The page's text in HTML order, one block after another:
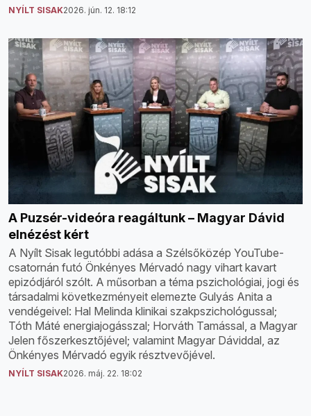
NYÍLT SISAK2026. jún. 12. 18:12
A Puzsér-videóra reagáltunk – Magyar Dávid
elnézést kért
A Nyílt Sisak legutóbbi adása a Szélsőközép YouTube-
csatornán futó Önkényes Mérvadó nagy vihart kavart
epizódjáról szólt. A műsorban a téma pszichológiai, jogi és
társadalmi következményeit elemezte Gulyás Anita a
vendégeivel: Hal Melinda klinikai szakpszichológussal;
Tóth Máté energiajogásszal; Horváth Tamással, a Magyar
Jelen főszerkesztőjével; valamint Magyar Dáviddal, az
Önkényes Mérvadó egyik résztvevőjével.
NYÍLT SISAK2026. máj. 22. 18:02